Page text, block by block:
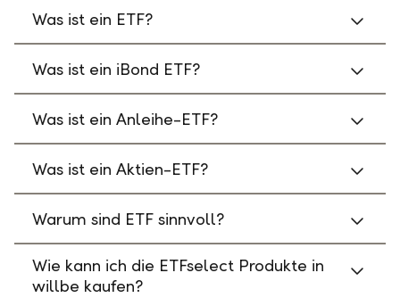
Was ist ein ETF?
Was ist ein iBond ETF?
Was ist ein Anleihe-ETF?
Was ist ein Aktien-ETF?
Warum sind ETF sinnvoll?
Wie kann ich die ETFselect Produkte in
willbe kaufen?